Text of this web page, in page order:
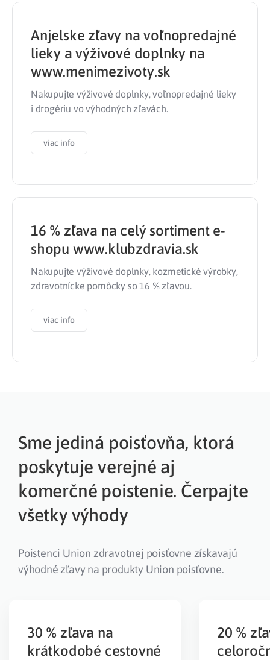
Anjelske zľavy na voľnopredajné
lieky a výživové doplnky na
www.menimezivoty.sk
Nakupujte výživové doplnky, voľnopredajné lieky
i drogériu vo výhodných zľavách.
viac info
16 % zľava na celý sortiment e-
shopu www.klubzdravia.sk
Nakupujte výživové doplnky, kozmetické výrobky,
zdravotnícke pomôcky so 16 % zľavou.
viac info
Sme jediná poisťovňa, ktorá
poskytuje verejné aj
komerčné poistenie. Čerpajte
všetky výhody
Poistenci Union zdravotnej poisťovne získavajú
výhodné zľavy na produkty Union poisťovne.
30 % zľava na
krátkodobé cestovné
20 %